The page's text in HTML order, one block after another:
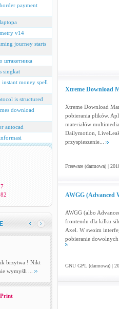
payment
v14
journey starts
штакетника
singkat
money spell
is structured
download
autocad
brzytwa ! Nikt
wymyśli ...
Xtreme Download
Xtreme Download
pobierania plików.
materiałów
Dailymotion,
przyspieszenie...
Freeware (darmowa) |
AWGG (Advanced
AWGG (albo
frontendu dla kilku
Axel. W swoim
pobieranie dowolnych
GNU GPL (darmowa) |